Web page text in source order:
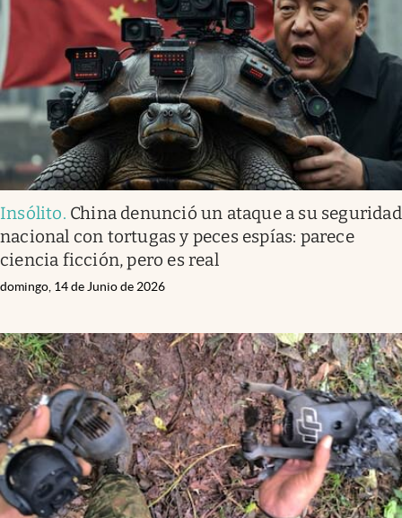
Infotechnology
Clase
Clima
Mundial 2026
Eventos Corporativos
El Cronista Studio
Mediakit
abre en nueva pestaña
Argentina
Insólito. China denunció un ataque a su seguridad
nacional con tortugas y peces espías: parece
ciencia ficción, pero es real
domingo, 14 de Junio de 2026